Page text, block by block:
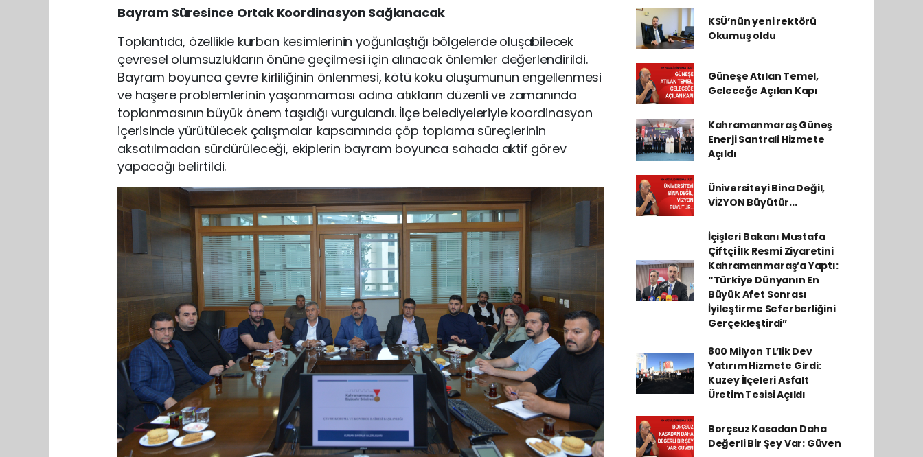
Bayram Süresince Ortak Koordinasyon Sağlanacak
Toplantıda, özellikle kurban kesimlerinin yoğunlaştığı bölgelerde oluşabilecek
çevresel olumsuzlukların önüne geçilmesi için alınacak önlemler değerlendirildi.
Bayram boyunca çevre kirliliğinin önlenmesi, kötü koku oluşumunun engellenmesi
ve haşere problemlerinin yaşanmaması adına atıkların düzenli ve zamanında
toplanmasının büyük önem taşıdığı vurgulandı. İlçe belediyeleriyle koordinasyon
içerisinde yürütülecek çalışmalar kapsamında çöp toplama süreçlerinin
aksatılmadan sürdürüleceği, ekiplerin bayram boyunca sahada aktif görev
yapacağı belirtildi.
KSÜ’nün yeni rektörü
Okumuş oldu
Güneşe Atılan Temel,
Geleceğe Açılan Kapı
Kahramanmaraş Güneş
Enerji Santrali Hizmete
Açıldı
Üniversiteyi Bina Değil,
VİZYON Büyütür...
İçişleri Bakanı Mustafa
Çiftçi İlk Resmi Ziyaretini
Kahramanmaraş’a Yaptı:
“Türkiye Dünyanın En
Büyük Afet Sonrası
İyileştirme Seferberliğini
Gerçekleştirdi”
800 Milyon TL’lik Dev
Yatırım Hizmete Girdi:
Kuzey İlçeleri Asfalt
Üretim Tesisi Açıldı
Borçsuz Kasadan Daha
Değerli Bir Şey Var: Güven